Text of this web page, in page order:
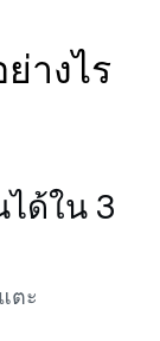
างไร
แต่จะ
ถึงความ
แล
การฝาก
นี้ต่อไป!
ด้ใน 3
ตะ